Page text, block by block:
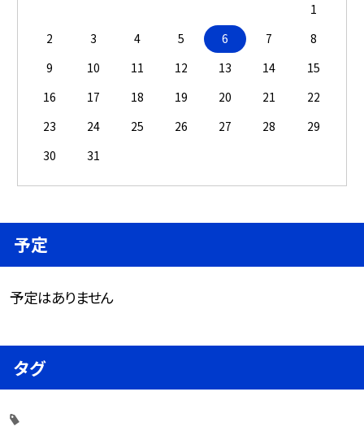
1
2
3 4 5 6 7
8
9
10 11 12 13 14
15
16
17 18 19 20 21
22
23
24 25 26 27 28
29
30
31
予定
予定はありません
タグ